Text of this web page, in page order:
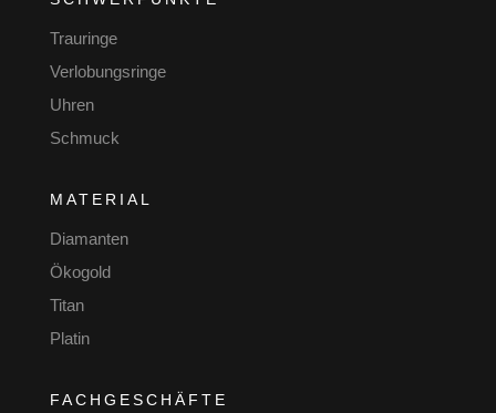
Trauringe
Verlobungsringe
Uhren
Schmuck
MATERIAL
Diamanten
Ökogold
Titan
Platin
FACHGESCHÄFTE